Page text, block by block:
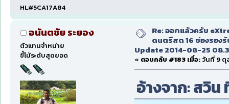
HL#5CA17A84
อนันตชัย ระยอง
ตัวแทนจำหน่าย
ขี้โม้ระดับสุดยอด
Re: ออกแล้วครับ
ดนตรีสด 16 ช่องรอง
Update 2014-08-25
« ตอบกลับ #183 เมื่อ: วันที่ 9 ตุ
อ้างจาก: สวิน